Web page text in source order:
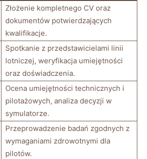
Złożenie kompletnego CV oraz
dokumentów potwierdzających
kwalifikacje.
Spotkanie z przedstawicielami linii
lotniczej, weryfikacja umiejętności
oraz doświadczenia.
Ocena umiejętności technicznych i
pilotażowych, analiza decyzji w
symulatorze.
Przeprowadzenie badań zgodnych z
wymaganiami zdrowotnymi dla
pilotów.